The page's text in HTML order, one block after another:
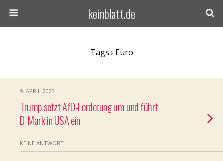
keinblatt.de
Tags › Euro
9. APRIL 2025
Trump setzt AfD-Forderung um und führt
D-Mark in USA ein
KEINE ANTWORT